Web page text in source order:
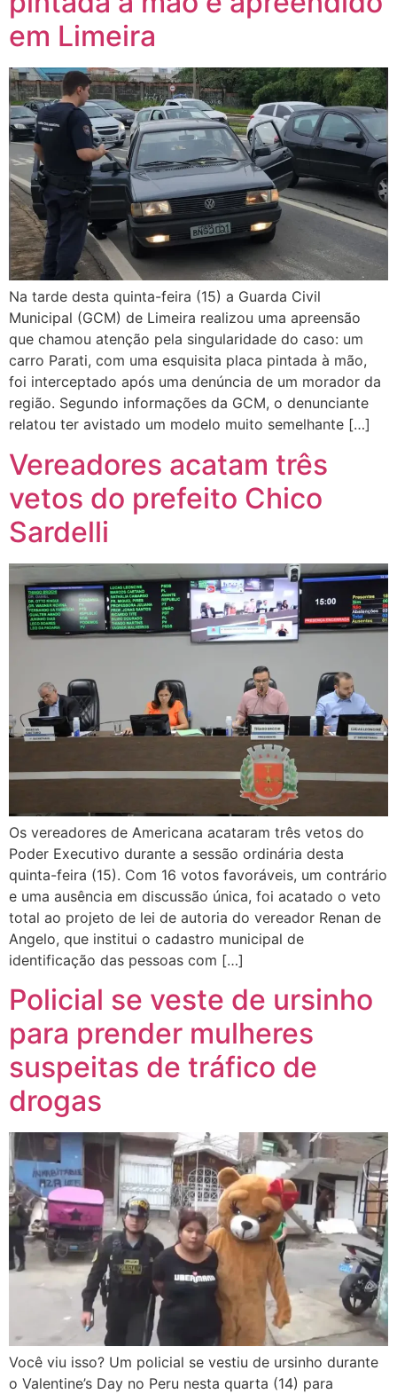
em Limeira
Na tarde desta quinta-feira (15) a Guarda Civil
Municipal (GCM) de Limeira realizou uma apreensão
que chamou atenção pela singularidade do caso: um
carro Parati, com uma esquisita placa pintada à mão,
foi interceptado após uma denúncia de um morador da
região. Segundo informações da GCM, o denunciante
relatou ter avistado um modelo muito semelhante […]
Vereadores acatam três
vetos do prefeito Chico
Sardelli
Os vereadores de Americana acataram três vetos do
Poder Executivo durante a sessão ordinária desta
quinta-feira (15). Com 16 votos favoráveis, um contrário
e uma ausência em discussão única, foi acatado o veto
total ao projeto de lei de autoria do vereador Renan de
Angelo, que institui o cadastro municipal de
identificação das pessoas com […]
Policial se veste de ursinho
para prender mulheres
suspeitas de tráfico de
drogas
Você viu isso? Um policial se vestiu de ursinho durante
o Valentine’s Day no Peru nesta quarta (14) para